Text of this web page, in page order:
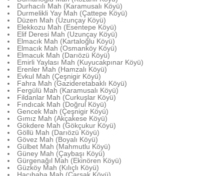
Durhacılı Mah (Karamusalı Köyü)
Durmelikli Yay Mah (Çattepe Köyü)
Düzen Mah (Uzunçay Köyü)
Elekkozu Mah (Esentepe Köyü)
Elif Deresi Mah (Uzunçay Köyü)
Elmacık Mah (Kartaloğlu Köyü)
Elmacık Mah (Osmanköy Köyü)
Elmacuk Mah (Darıözü Köyü)
Emirli Yaylası Mah (Kuyucakpınar Köyü)
Erenler Mah (Hamzalı Köyü)
Evkul Mah (Çeşnigir Köyü)
Fahra Mah (Gazideretabaklı Köyü)
Fergülü Mah (Karamusalı Köyü)
Fildanlar Mah (Curkuşlar Köyü)
Fındıcak Mah (Doğrul Köyü)
Gencek Mah (Çeşnigir Köyü)
Gımız Mah (Akçakese Köyü)
Gökdere Mah (Gökçukur Köyü)
Göllü Mah (Darıözü Köyü)
Gövez Mah (Boyalı Köyü)
Gülbet Mah (Mahmutlu Köyü)
Güney Mah (Çaybaşı Köyü)
Gürgenağıl Mah (Ekinören Köyü)
Güzköy Mah (Kılıçlı Köyü)